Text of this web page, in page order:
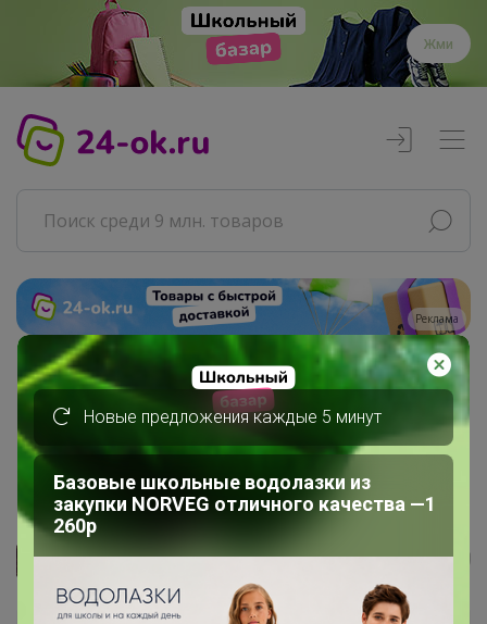
Жми
Реклама
Главная
СЛАДКАЯ
СП85 UNIQLO всегда есть РАСПРОДАЖА
Бесшовный бюстгальтер AIRism...
СЛАДКАЯ
Новые предложения каждые 5 минут
Базовые школьные водолазки из
закупки NORVEG отличного качества —1
260р